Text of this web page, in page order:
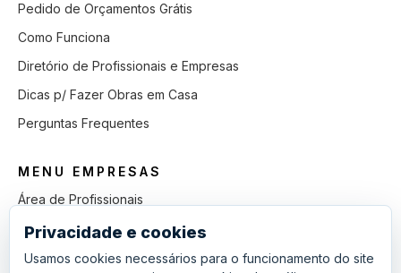
Pedido de Orçamentos Grátis
Como Funciona
Diretório de Profissionais e Empresas
Dicas p/ Fazer Obras em Casa
Perguntas Frequentes
MENU EMPRESAS
Área de Profissionais
Como Funciona
Lista de Pedidos em Aberto
Privacidade e cookies
Usamos cookies necessários para o funcionamento do site